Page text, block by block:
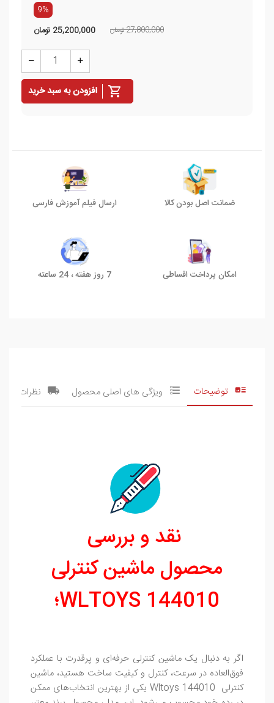
9%
27,800,000 تومان 25,200,000 تومان
افزودن به سبد خرید
ضمانت اصل بودن کالا ارسال فیلم آموزش فارسی
امکان پرداخت اقساطی 7 روز هفته ، 24 ساعته
توضیحات ویژگی های اصلی محصول نظرات
نقد و بررسی
محصول ماشین کنترلی
WLTOYS 144010؛
اگر به دنبال یک ماشین کنترلی حرفه‌ای و پرقدرت با عملکرد
فوق‌العاده در سرعت، کنترل و کیفیت ساخت هستید، ماشین
کنترلی Wltoys 144010 یکی از بهترین انتخاب‌های ممکن